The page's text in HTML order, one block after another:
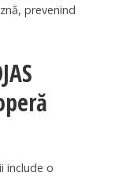
prevenind
include o